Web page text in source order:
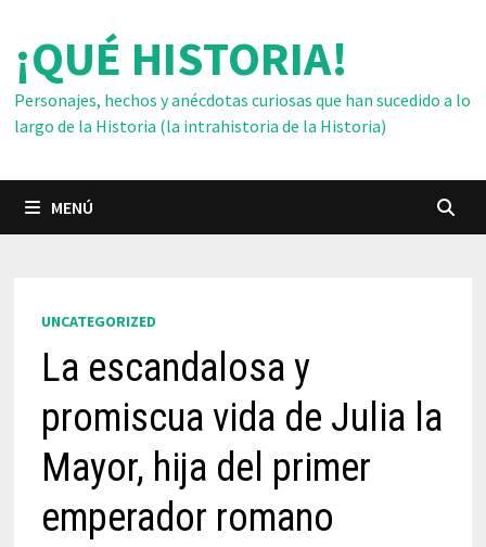
contenido
¡QUÉ HISTORIA!
Personajes, hechos y anécdotas curiosas que han sucedido a lo
largo de la Historia (la intrahistoria de la Historia)
MENÚ
UNCATEGORIZED
La escandalosa y
promiscua vida de Julia la
Mayor, hija del primer
emperador romano